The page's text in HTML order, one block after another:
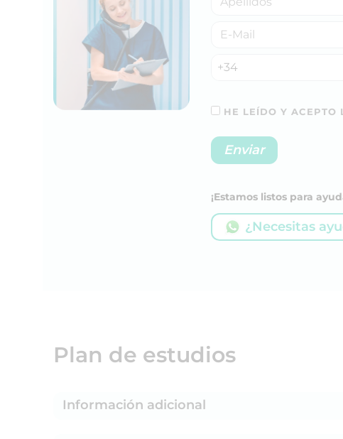
+34
HE LEÍDO Y ACEPTO
¡Estamos listos para
¿Necesitas
Plan de estudios
Información adicional